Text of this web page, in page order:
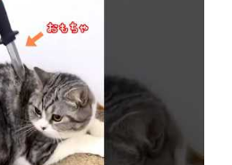
た結果５選 #猫のいる暮
らし #cat #面白集 #ねこ #笑ったら負け